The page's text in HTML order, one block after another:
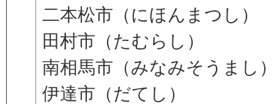
二本松市（にほんまつし）
田村市（たむらし）
南相馬市（みなみそうまし
伊達市（だてし）